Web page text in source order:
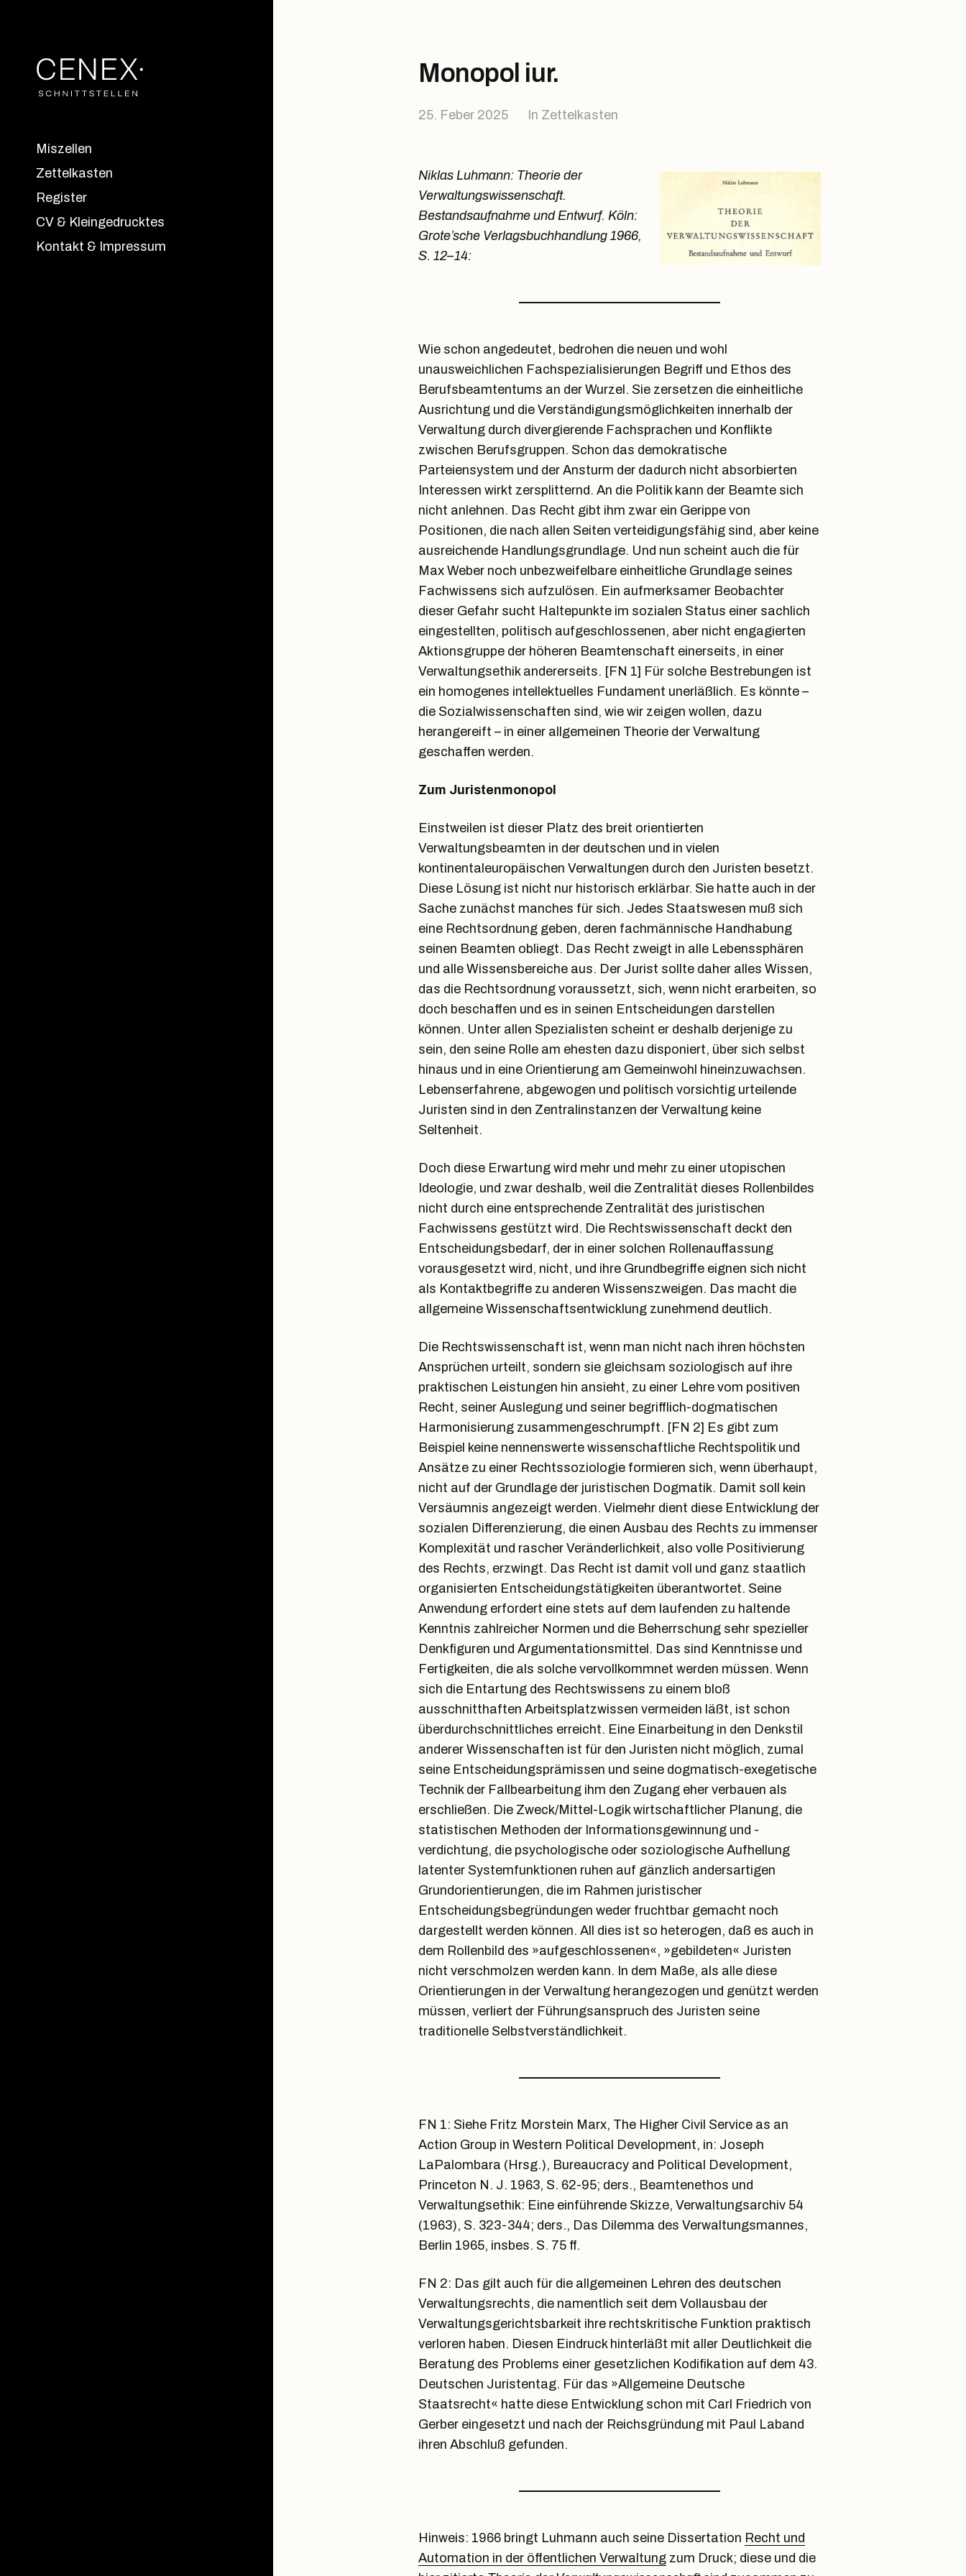
Miszellen
Zettelkasten
Register
CV & Kleingedrucktes
Kontakt & Impressum
Monopol iur.
25. Feber 2025 In Zettelkasten
Niklas Luhmann: Theorie der
Verwaltungswissenschaft.
Bestandsaufnahme und Entwurf. Köln:
Grote’sche Verlagsbuchhandlung 1966,
S. 12–14:
Wie schon angedeutet, bedrohen die neuen und wohl
unausweichlichen Fachspezialisierungen Begriff und Ethos des
Berufsbeamtentums an der Wurzel. Sie zersetzen die einheitliche
Ausrichtung und die Verständigungsmöglichkeiten innerhalb der
Verwaltung durch divergierende Fachsprachen und Konflikte
zwischen Berufsgruppen. Schon das demokratische
Parteiensystem und der Ansturm der dadurch nicht absorbierten
Interessen wirkt zersplitternd. An die Politik kann der Beamte sich
nicht anlehnen. Das Recht gibt ihm zwar ein Gerippe von
Positionen, die nach allen Seiten verteidigungsfähig sind, aber keine
ausreichende Handlungsgrundlage. Und nun scheint auch die für
Max Weber noch unbezweifelbare einheitliche Grundlage seines
Fachwissens sich aufzulösen. Ein aufmerksamer Beobachter
dieser Gefahr sucht Haltepunkte im sozialen Status einer sachlich
eingestellten, politisch aufgeschlossenen, aber nicht engagierten
Aktionsgruppe der höheren Beamtenschaft einerseits, in einer
Verwaltungsethik andererseits. [FN 1] Für solche Bestrebungen ist
ein homogenes intellektuelles Fundament unerläßlich. Es könnte –
die Sozialwissenschaften sind, wie wir zeigen wollen, dazu
herangereift – in einer allgemeinen Theorie der Verwaltung
geschaffen werden.
Zum Juristenmonopol
Einstweilen ist dieser Platz des breit orientierten
Verwaltungsbeamten in der deutschen und in vielen
kontinentaleuropäischen Verwaltungen durch den Juristen besetzt.
Diese Lösung ist nicht nur historisch erklärbar. Sie hatte auch in der
Sache zunächst manches für sich. Jedes Staatswesen muß sich
eine Rechtsordnung geben, deren fachmännische Handhabung
seinen Beamten obliegt. Das Recht zweigt in alle Lebenssphären
und alle Wissensbereiche aus. Der Jurist sollte daher alles Wissen,
das die Rechtsordnung voraussetzt, sich, wenn nicht erarbeiten, so
doch beschaffen und es in seinen Entscheidungen darstellen
können. Unter allen Spezialisten scheint er deshalb derjenige zu
sein, den seine Rolle am ehesten dazu disponiert, über sich selbst
hinaus und in eine Orientierung am Gemeinwohl hineinzuwachsen.
Lebenserfahrene, abgewogen und politisch vorsichtig urteilende
Juristen sind in den Zentralinstanzen der Verwaltung keine
Seltenheit.
Doch diese Erwartung wird mehr und mehr zu einer utopischen
Ideologie, und zwar deshalb, weil die Zentralität dieses Rollenbildes
nicht durch eine entsprechende Zentralität des juristischen
Fachwissens gestützt wird. Die Rechtswissenschaft deckt den
Entscheidungsbedarf, der in einer solchen Rollenauffassung
vorausgesetzt wird, nicht, und ihre Grundbegriffe eignen sich nicht
als Kontaktbegriffe zu anderen Wissenszweigen. Das macht die
allgemeine Wissenschaftsentwicklung zunehmend deutlich.
Die Rechtswissenschaft ist, wenn man nicht nach ihren höchsten
Ansprüchen urteilt, sondern sie gleichsam soziologisch auf ihre
praktischen Leistungen hin ansieht, zu einer Lehre vom positiven
Recht, seiner Auslegung und seiner begrifflich-dogmatischen
Harmonisierung zusammengeschrumpft. [FN 2] Es gibt zum
Beispiel keine nennenswerte wissenschaftliche Rechtspolitik und
Ansätze zu einer Rechtssoziologie formieren sich, wenn überhaupt,
nicht auf der Grundlage der juristischen Dogmatik. Damit soll kein
Versäumnis angezeigt werden. Vielmehr dient diese Entwicklung der
sozialen Differenzierung, die einen Ausbau des Rechts zu immenser
Komplexität und rascher Veränderlichkeit, also volle Positivierung
des Rechts, erzwingt. Das Recht ist damit voll und ganz staatlich
organisierten Entscheidungstätigkeiten überantwortet. Seine
Anwendung erfordert eine stets auf dem laufenden zu haltende
Kenntnis zahlreicher Normen und die Beherrschung sehr spezieller
Denkfiguren und Argumentationsmittel. Das sind Kenntnisse und
Fertigkeiten, die als solche vervollkommnet werden müssen. Wenn
sich die Entartung des Rechtswissens zu einem bloß
ausschnitthaften Arbeitsplatzwissen vermeiden läßt, ist schon
überdurchschnittliches erreicht. Eine Einarbeitung in den Denkstil
anderer Wissenschaften ist für den Juristen nicht möglich, zumal
seine Entscheidungsprämissen und seine dogmatisch-exegetische
Technik der Fallbearbeitung ihm den Zugang eher verbauen als
erschließen. Die Zweck/Mittel-Logik wirtschaftlicher Planung, die
statistischen Methoden der Informationsgewinnung und -
verdichtung, die psychologische oder soziologische Aufhellung
latenter Systemfunktionen ruhen auf gänzlich andersartigen
Grundorientierungen, die im Rahmen juristischer
Entscheidungsbegründungen weder fruchtbar gemacht noch
dargestellt werden können. All dies ist so heterogen, daß es auch in
dem Rollenbild des »aufgeschlossenen«, »gebildeten« Juristen
nicht verschmolzen werden kann. In dem Maße, als alle diese
Orientierungen in der Verwaltung herangezogen und genützt werden
müssen, verliert der Führungsanspruch des Juristen seine
traditionelle Selbstverständlichkeit.
FN 1: Siehe Fritz Morstein Marx, The Higher Civil Service as an
Action Group in Western Political Development, in: Joseph
LaPalombara (Hrsg.), Bureaucracy and Political Development,
Princeton N. J. 1963, S. 62-95; ders., Beamtenethos und
Verwaltungsethik: Eine einführende Skizze, Verwaltungsarchiv 54
(1963), S. 323-344; ders., Das Dilemma des Verwaltungsmannes,
Berlin 1965, insbes. S. 75 ff.
FN 2: Das gilt auch für die allgemeinen Lehren des deutschen
Verwaltungsrechts, die namentlich seit dem Vollausbau der
Verwaltungsgerichtsbarkeit ihre rechtskritische Funktion praktisch
verloren haben. Diesen Eindruck hinterläßt mit aller Deutlichkeit die
Beratung des Problems einer gesetzlichen Kodifikation auf dem 43.
Deutschen Juristentag. Für das »Allgemeine Deutsche
Staatsrecht« hatte diese Entwicklung schon mit Carl Friedrich von
Gerber eingesetzt und nach der Reichsgründung mit Paul Laband
ihren Abschluß gefunden.
Hinweis: 1966 bringt Luhmann auch seine Dissertation Recht und
Automation in der öffentlichen Verwaltung zum Druck; diese und die